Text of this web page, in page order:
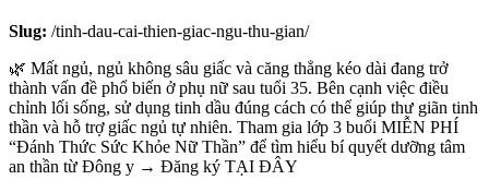
Slug: /tinh-dau-cai-thien-giac-ngu-thu-gian/
🌿 Mất ngủ, ngủ không sâu giấc và căng thẳng kéo dài đang trở
thành vấn đề phổ biến ở phụ nữ sau tuổi 35. Bên cạnh việc điều
chỉnh lối sống, sử dụng tinh dầu đúng cách có thể giúp thư giãn tinh
thần và hỗ trợ giấc ngủ tự nhiên. Tham gia lớp 3 buổi MIỄN PHÍ
“Đánh Thức Sức Khỏe Nữ Thần” để tìm hiểu bí quyết dưỡng tâm
an thần từ Đông y → Đăng ký TẠI ĐÂY